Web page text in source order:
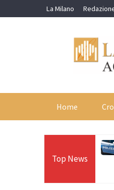
to
La Milano
Home
Top News
in 24 ore sulle Alpi:
Paradiso, Cervino e